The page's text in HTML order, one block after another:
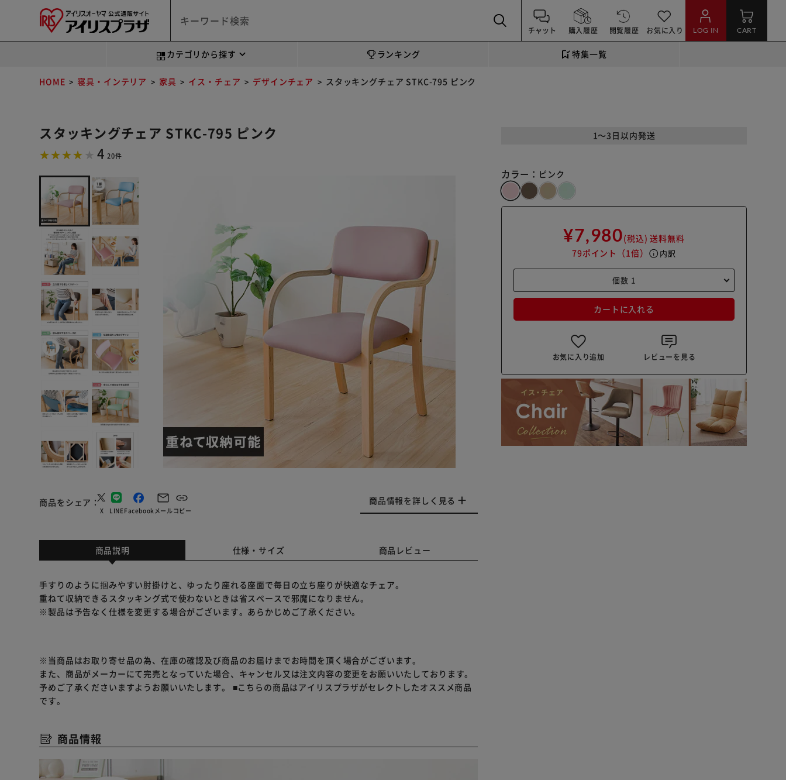
チャット 購入履歴 閲覧履歴 お気に入り LOG IN CART
カテゴリから探す ランキング 特集一覧
HOME 寝具・インテリア 家具 イス・チェア デザインチェア スタッキングチェア STKC-795 ピンク
スタッキングチェア STKC-795 ピンク
4 20件
商品をシェア
X LINEFacebook メールコピー
商品情報を詳しく見る
1～3日以内発送
カラー： ピンク
¥7,980(税込) 送料無料
79ポイント （1倍） info 内訳
カートに入れる
お気に入り追加 レビューを見る
商品説明 仕様・サイズ 商品レビュー
手すりのように掴みやすい肘掛けと、ゆったり座れる座面で毎日の立ち座りが快適なチェア。
重ねて収納できるスタッキング式で使わないときは省スペースで邪魔になりません。
※製品は予告なく仕様を変更する場合がございます。あらかじめご了承ください。
※当商品はお取り寄せ品の為、在庫の確認及び商品のお届けまでお時間を頂く場合がございます。
また、商品がメーカーにて完売となっていた場合、キャンセル又は注文内容の変更をお願いいたしております。
予めご了承くださいますようお願いいたします。 ■こちらの商品はアイリスプラザがセレクトしたオススメ商品
です。
商品情報